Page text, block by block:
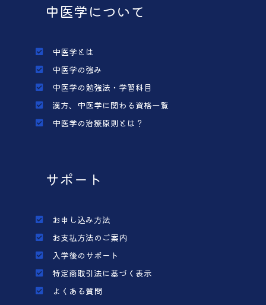
中医学について
中医学とは
中医学の強み
中医学の勉強法・学習科目
漢方、中医学に関わる資格一覧
中医学の治療原則とは？
サポート
お申し込み方法
お支払方法のご案内
入学後のサポート
特定商取引法に基づく表示
よくある質問